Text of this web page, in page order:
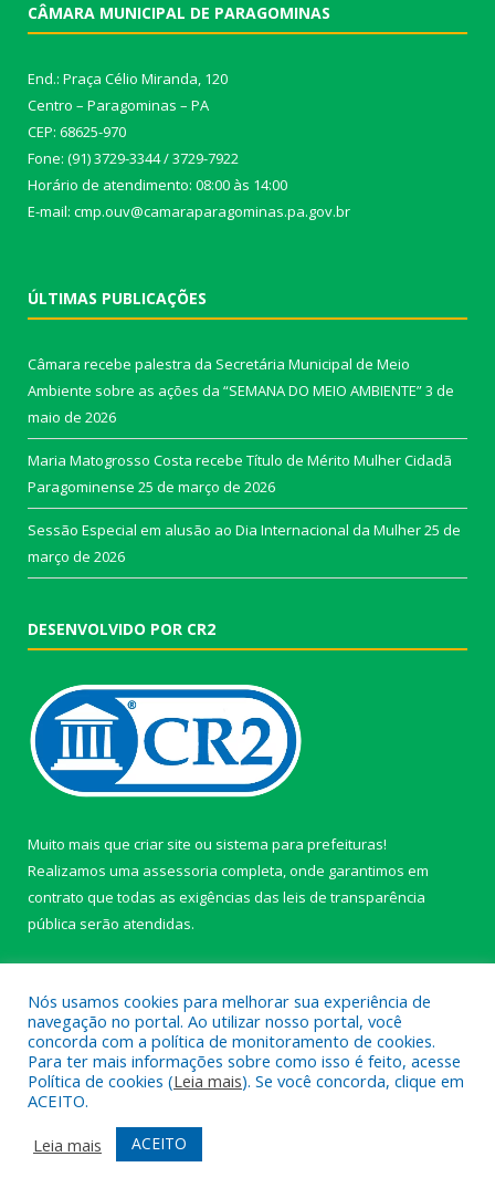
CÂMARA MUNICIPAL DE PARAGOMINAS
End.: Praça Célio Miranda, 120
Centro – Paragominas – PA
CEP: 68625-970
Fone: (91) 3729-3344 / 3729-7922
Horário de atendimento: 08:00 às 14:00
E-mail: cmp.ouv@camaraparagominas.pa.gov.br
ÚLTIMAS PUBLICAÇÕES
Câmara recebe palestra da Secretária Municipal de Meio
Ambiente sobre as ações da “SEMANA DO MEIO AMBIENTE”3 de
maio de 2026
Maria Matogrosso Costa recebe Título de Mérito Mulher Cidadã
Paragominense 25 de março de 2026
Sessão Especial em alusão ao Dia Internacional da Mulher25 de
março de 2026
DESENVOLVIDO POR CR2
Muito mais que criar site ou sistema para prefeituras!
Realizamos uma assessoria completa, onde garantimos em
contrato que todas as exigências das leis de transparência
pública serão atendidas.
Todos os direitos reservados a câmara de Paragominas.
Mapa do Site
Acessar Área Administrativa
Acessar Webmail
Nós usamos cookies para melhorar sua experiência de
navegação no portal. Ao utilizar nosso portal, você
concorda com a política de monitoramento de cookies.
Para ter mais informações sobre como isso é feito, acesse
Política de cookies (Leia mais). Se você concorda, clique em
ACEITO.
Leia mais
ACEITO